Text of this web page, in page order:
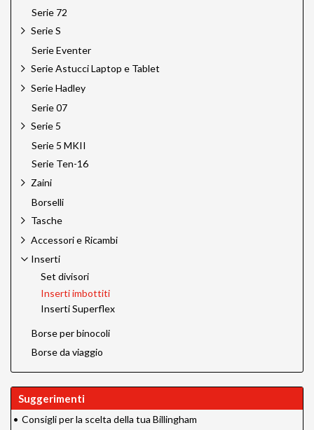
Serie 72
Serie S
Serie Eventer
Serie Astucci Laptop e Tablet
Serie Hadley
Serie 07
Serie 5
Serie 5 MKII
Serie Ten-16
Zaini
Borselli
Tasche
Accessori e Ricambi
Inserti
Set divisori
Inserti imbottiti
Inserti Superflex
Borse per binocoli
Borse da viaggio
Suggerimenti
• Consigli per la scelta della tua Billingham